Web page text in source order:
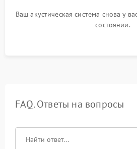
Ваш акустическая система снова у
состоянии.
FAQ. Ответы на вопросы